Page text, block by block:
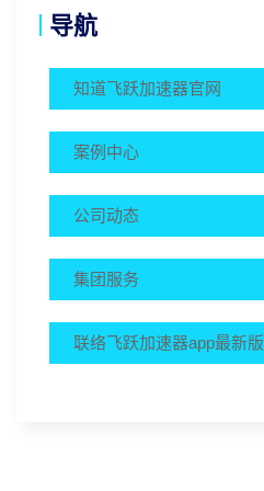
导航
知道飞跃加速器官网
案例中心
公司动态
集团服务
联络飞跃加速器app最新版